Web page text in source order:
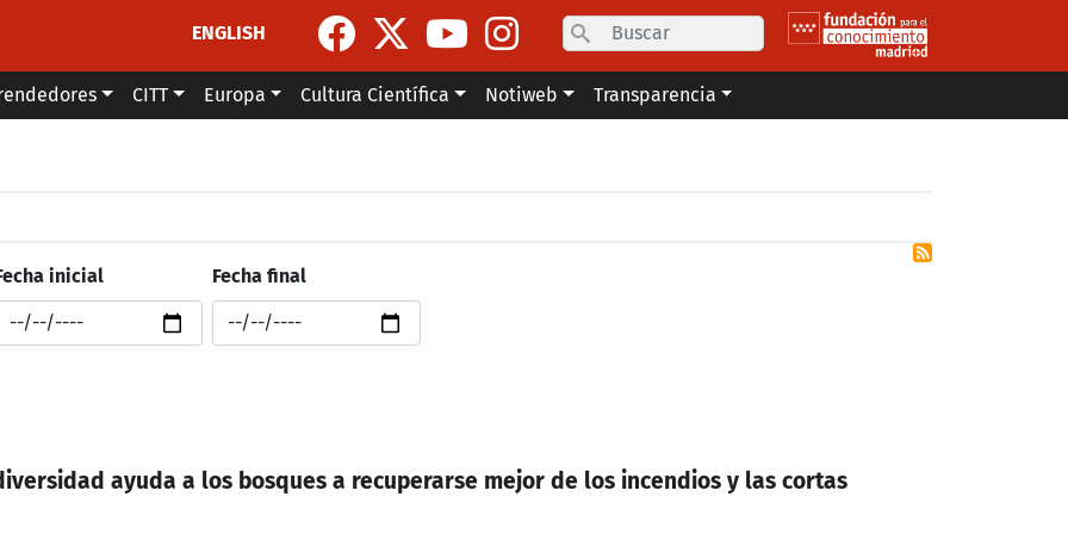
ENGLISH
Search
CITT Europa Cultura Científica Notiweb Transparencia
inicial Fecha final
ayuda a los bosques a recuperarse mejor de los incendios y las cortas